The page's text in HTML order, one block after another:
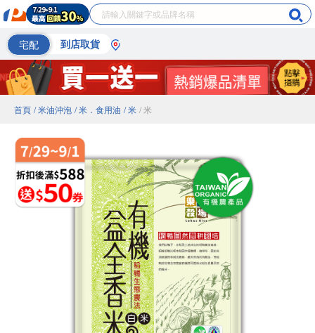
宅配 到店取貨
首頁 / 米油沖泡 / 米．食用油 / 米 / 米